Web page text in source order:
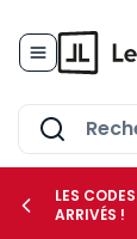
LES
ARRIVÉS !